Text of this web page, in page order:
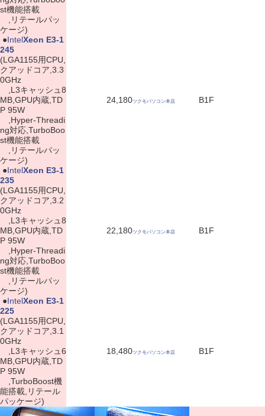
st機能搭載
,リテールパッ
ケージ)
●IntelXeon E3-1
245
(LGA1155用CPU,
クアッドコア,3.3
0GHz
,L3キャッシュ8
MB,GPU内蔵,TD
P 95W
,Hyper-Threadi
ng対応,TurboBoo
st機能搭載
,リテールパッ
ケージ)
24,180ツクモパソコン本店 B1F
●IntelXeon E3-1
235
(LGA1155用CPU,
クアッドコア,3.2
0GHz
,L3キャッシュ8
MB,GPU内蔵,TD
P 95W
,Hyper-Threadi
ng対応,TurboBoo
st機能搭載
,リテールパッ
ケージ)
22,180ツクモパソコン本店 B1F
●IntelXeon E3-1
225
(LGA1155用CPU,
クアッドコア,3.1
0GHz
,L3キャッシュ6
MB,GPU内蔵,TD
P 95W
,TurboBoost機
能搭載,リテール
パッケージ)
18,480ツクモパソコン本店 B1F